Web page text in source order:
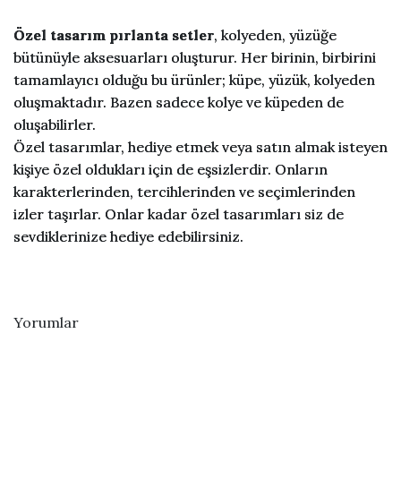
Özel tasarım pırlanta setler, kolyeden, yüzüğe
bütünüyle aksesuarları oluşturur. Her birinin, birbirini
tamamlayıcı olduğu bu ürünler; küpe, yüzük, kolyeden
oluşmaktadır. Bazen sadece kolye ve küpeden de
oluşabilirler.
Özel tasarımlar, hediye etmek veya satın almak isteyen
kişiye özel oldukları için de eşsizlerdir. Onların
karakterlerinden, tercihlerinden ve seçimlerinden
izler taşırlar. Onlar kadar özel tasarımları siz de
sevdiklerinize hediye edebilirsiniz.
Yorumlar